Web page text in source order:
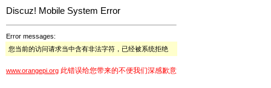
Discuz! Mobile System Error
Error messages:
您当前的访问请求当中含有非法字符，已经被系统拒绝
www.orangepi.org 此错误给您带来的不便我们深感歉意